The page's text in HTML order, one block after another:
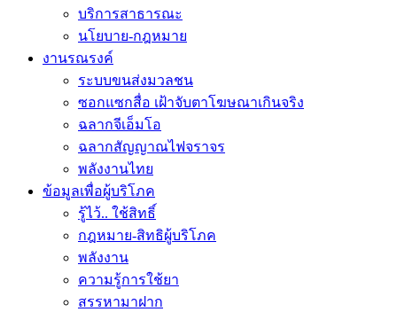
บริการสาธารณะ
นโยบาย-กฎหมาย
งานรณรงค์
ระบบขนส่งมวลชน
ซอกแซกสื่อ เฝ้าจับตาโฆษณาเกินจริง
ฉลากจีเอ็มโอ
ฉลากสัญญาณไฟจราจร
พลังงานไทย
ข้อมูลเพื่อผู้บริโภค
รู้ไว้.. ใช้สิทธิ์
กฎหมาย-สิทธิผู้บริโภค
พลังงาน
ความรู้การใช้ยา
สรรหามาฝาก